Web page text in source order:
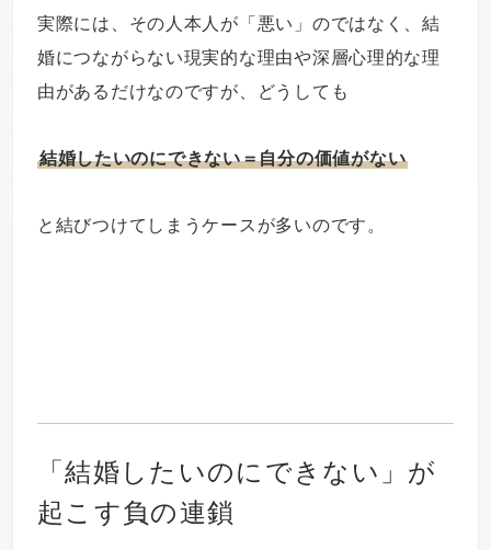
実際には、その人本人が「悪い」のではなく、結
婚につながらない現実的な理由や深層心理的な理
由があるだけなのですが、どうしても
結婚したいのにできない＝自分の価値がない
と結びつけてしまうケースが多いのです。
「結婚したいのにできない」が
起こす負の連鎖